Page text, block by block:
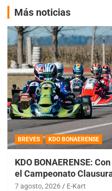
Más noticias
BREVES KDO BONAERENSE
KDO BONAERENSE:
el Campeonato
7 agosto, 2026 E-Kart